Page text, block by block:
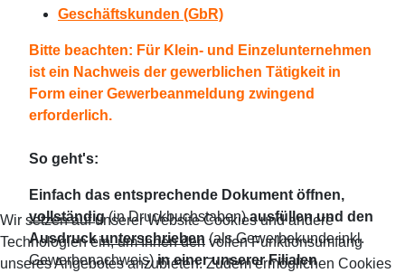
Geschäftskunden (GbR)
Bitte beachten: Für Klein- und Einzelunternehmen
ist ein Nachweis der gewerblichen Tätigkeit in
Form einer Gewerbeanmeldung zwingend
erforderlich.
So geht's:
Einfach das entsprechende Dokument öffnen,
vollständig(in Druckbuchstaben)ausfüllen und den
Ausdruckunterschrieben (als Gewerbekunde inkl.
Gewerbenachweis)in einer unserer Filialen
Wir setzen auf unserer Website Cookies und andere
Technologien ein, um Ihnen den vollen Funktionsumfang
unseres Angebotes anzubieten. Zudem ermöglichen Cookies